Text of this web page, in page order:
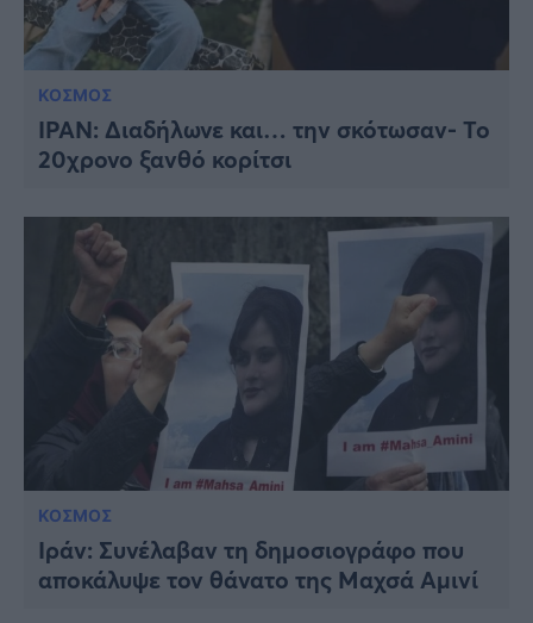
ΚΟΣΜΟΣ
ΙΡΑΝ: Διαδήλωνε και… την σκότωσαν- Το
20χρονο ξανθό κορίτσι
ΚΟΣΜΟΣ
Ιράν: Συνέλαβαν τη δημοσιογράφο που
αποκάλυψε τον θάνατο της Μαχσά Αμινί